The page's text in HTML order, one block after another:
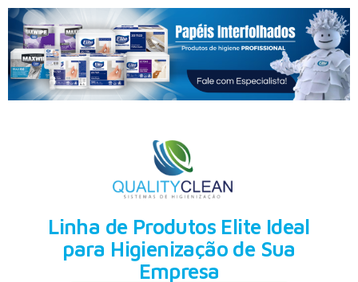
Linha de Produtos Elite Ideal
para Higienização de Sua
Empresa